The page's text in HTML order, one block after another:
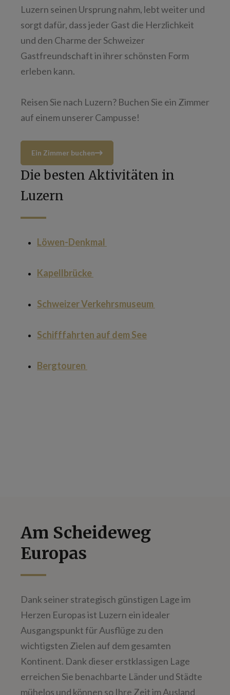
Luzern seinen Ursprung nahm, lebt weiter und
sorgt dafür, dass jeder Gast die Herzlichkeit
und den Charme der Schweizer
Gastfreundschaft in ihrer schönsten Form
erleben kann.
Reisen Sie nach Luzern? Buchen Sie ein Zimmer
auf einem unserer Campusse!
Ein Zimmer buchen
Die besten Aktivitäten in
Luzern
Löwen-Denkmal
Kapellbrücke
Schweizer Verkehrsmuseum
Schifffahrten auf dem See
Bergtouren
Am Scheideweg
Europas
Dank seiner strategisch günstigen Lage im
Herzen Europas ist Luzern ein idealer
Ausgangspunkt für Ausflüge zu den
wichtigsten Zielen auf dem gesamten
Kontinent. Dank dieser erstklassigen Lage
erreichen Sie benachbarte Länder und Städte
mühelos und können so Ihre Zeit im Ausland